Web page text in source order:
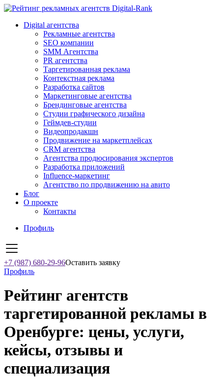
Digital-Rank
Digital агентства
Рекламные агентства
SEO компании
SMM Агентства
PR агентства
Таргетированная реклама
Контекстная реклама
Разработка сайтов
Маркетинговые агентства
Брендинговые агентства
Студии графического дизайна
Геймдев-студии
Видеопродакшн
Продвижение на маркетплейсах
CRM агентства
Агентства продюсирования экспертов
Разработка приложений
Influence-маркетинг
Агентство по продвижению на авито
Блог
О проекте
Контакты
Профиль
+7 (987) 680-29-96Оставить заявку
Профиль
Рейтинг агентств
таргетированной рекламы в
Оренбурге: цены, услуги,
кейсы, отзывы и
специализация